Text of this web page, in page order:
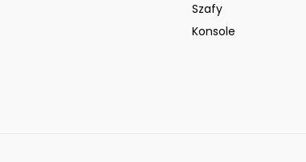
Szafy
Konsole